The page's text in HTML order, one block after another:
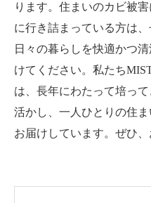
ります。住まいのカビ被
に行き詰まっている方は
日々の暮らしを快適かつ
けてください。私たち
は、長年にわたって培っ
活かし、一人ひとりの住
お届けしています。ぜひ